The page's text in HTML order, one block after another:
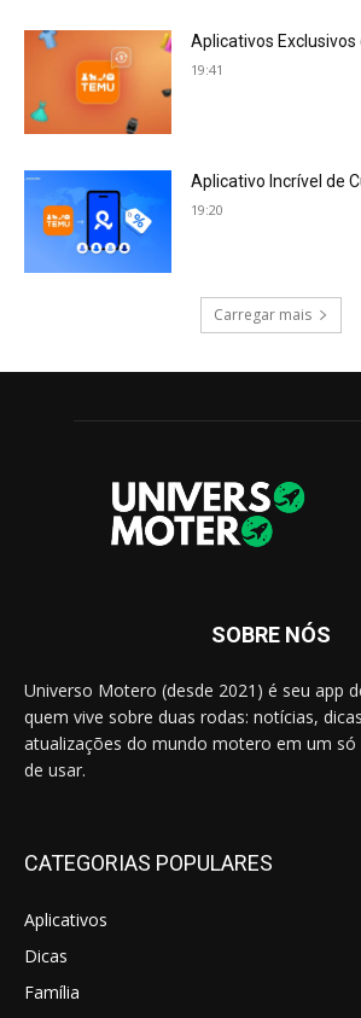
Aplicativos Exclusivos
19:41
Aplicativo Incrível de
19:20
Carregar mais
SOBRE NÓS
Universo Motero (desde 2021) é seu app
quem vive sobre duas rodas: notícias,
atualizações do mundo motero em um só
de usar.
CATEGORIAS POPULARES
Aplicativos
Dicas
Família